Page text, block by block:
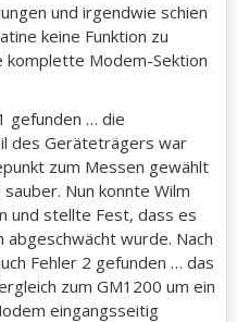
und irgendwie schien
keine Funktion zu
komplette Modem-Sektion
gefunden … die
des Geräteträgers war
zum Messen gewählt
Nun konnte Wilm
und stellte Fest, dass es
abgeschwächt wurde. Nach
Fehler 2 gefunden … das
zum GM1200 um ein
eingangsseitig